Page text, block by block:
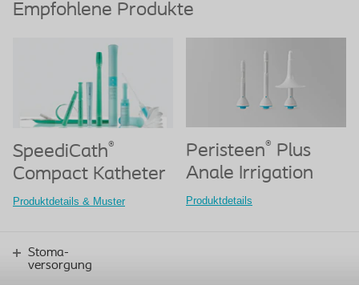
Empfohlene Produkte
SpeediCath®
Compact Katheter
Produktdetails & Muster
Peristeen® Plus
Anale Irrigation
Produktdetails
Stoma-
versorgung